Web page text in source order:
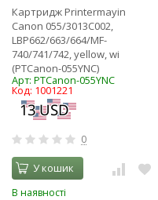
Картридж Printermayin
Canon 055/3013C002,
LBP662/663/664/MF-
740/741/742, yellow, wi
(PTCanon-055YNC)
Арт: PTCanon-055YNC
Код: 1001221
0
У кошик
В наявності